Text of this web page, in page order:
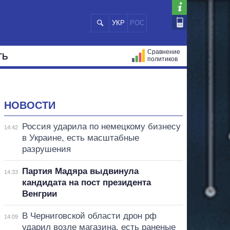
УКР РОС
Сравнение
политиков
НОВОСТИ
14:42
Россия ударила по немецкому бизнесу
в Украине, есть масштабные
разрушения
14:33
Партия Мадяра выдвинула
кандидата на пост президента
Венгрии
14:09
В Черниговской области дрон рф
ударил возле магазина, есть раненые